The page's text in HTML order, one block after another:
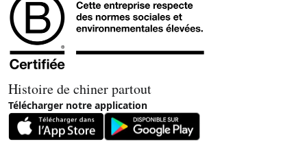
Histoire de chiner partout
Télécharger notre application